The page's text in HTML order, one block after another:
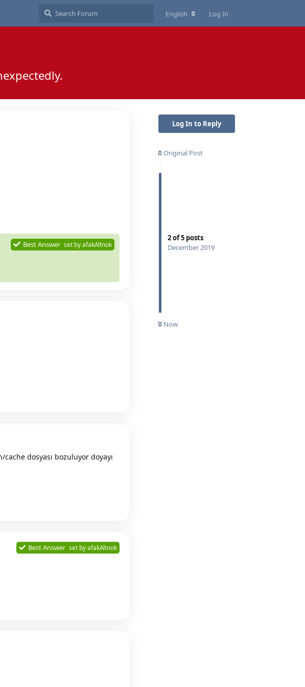
English Log In
Log In to Reply
Original Post
2of5 posts
December 2019
Now
Best Answer set byafakAltnok
cache dosyası bozuluyor doyayı
Best Answer set byafakAltnok